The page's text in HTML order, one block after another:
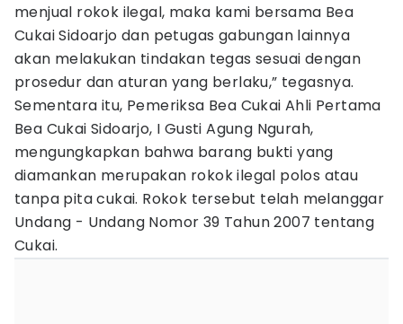
menjual rokok ilegal, maka kami bersama Bea
Cukai Sidoarjo dan petugas gabungan lainnya
akan melakukan tindakan tegas sesuai dengan
prosedur dan aturan yang berlaku,” tegasnya.
Sementara itu, Pemeriksa Bea Cukai Ahli Pertama
Bea Cukai Sidoarjo, I Gusti Agung Ngurah,
mengungkapkan bahwa barang bukti yang
diamankan merupakan rokok ilegal polos atau
tanpa pita cukai. Rokok tersebut telah melanggar
Undang - Undang Nomor 39 Tahun 2007 tentang
Cukai.